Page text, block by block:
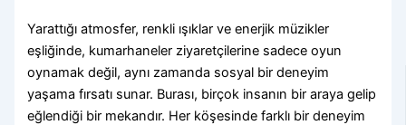
Yarattığı atmosfer, renkli ışıklar ve enerjik müzikler
eşliğinde, kumarhaneler ziyaretçilerine sadece oyun
oynamak değil, aynı zamanda sosyal bir deneyim
yaşama fırsatı sunar. Burası, birçok insanın bir araya gelip
eğlendiği bir mekandır. Her köşesinde farklı bir deneyim